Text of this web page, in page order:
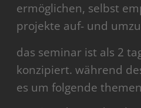
ermöglichen, selbst
projekte auf- und
das seminar ist als 2
konzipiert. während
es um folgende